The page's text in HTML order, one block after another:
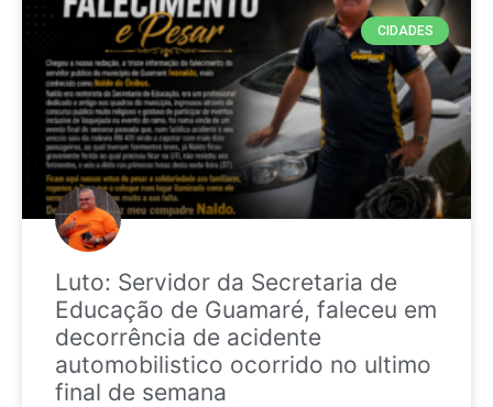
CIDADES
Luto: Servidor da Secretaria de
Educação de Guamaré, faleceu em
decorrência de acidente
automobilistico ocorrido no ultimo
final de semana